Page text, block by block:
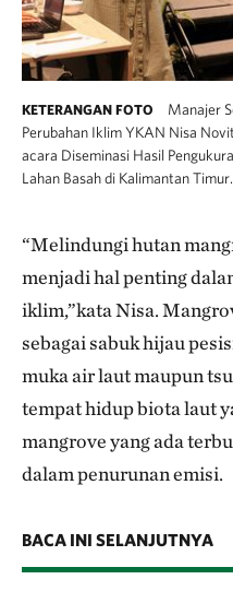
KETERANGAN FOTO
Manajer
Perubahan Iklim YKAN Nisa
acara Diseminasi Hasil
Lahan Basah di Kalimantan Timur.
“Melindungi hutan
menjadi hal penting
iklim,”kata Nisa.
sebagai sabuk hijau
muka air laut maupun
tempat hidup biota laut
mangrove yang ada
dalam penurunan emisi.
BACA INI SELANJUTNYA